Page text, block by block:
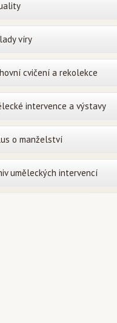
víry
cvičení a rekolekce
intervence a výstavy
o manželství
uměleckých intervencí